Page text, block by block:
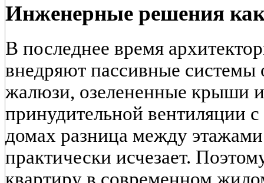
Инженерные решения
В последнее время
внедряют пассивные
жалюзи, озелененные крыши
принудительной вентиляции
домах разница между
практически исчезает.